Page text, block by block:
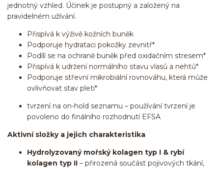
jednotný vzhled. Účinek je postupný a založený na
pravidelném užívání.
Přispívá k výživě kožních buněk
Podporuje hydrataci pokožky zevnitř*
Podílí se na ochraně buněk před oxidačním stresem*
Přispívá k udržení normálního stavu vlasů a nehtů*
Podporuje střevní mikrobiální rovnováhu, která může
ovlivňovat stav pleti*
tvrzení na on-hold seznamu – používání tvrzení je
povoleno do finálního rozhodnutí EFSA
Aktivní složky a jejich charakteristika
Hydrolyzovaný mořský kolagen typ I & rybí
kolagen typ II – přirozená součást pojivových tkání,